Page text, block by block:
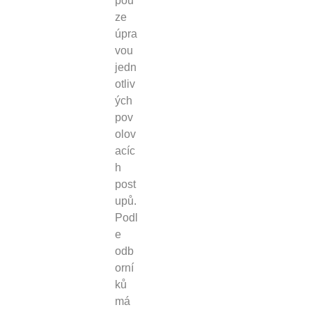
ze
úpra
vou
jedn
otliv
ých
pov
olov
acíc
h
post
upů.
Podl
e
odb
orní
ků
má